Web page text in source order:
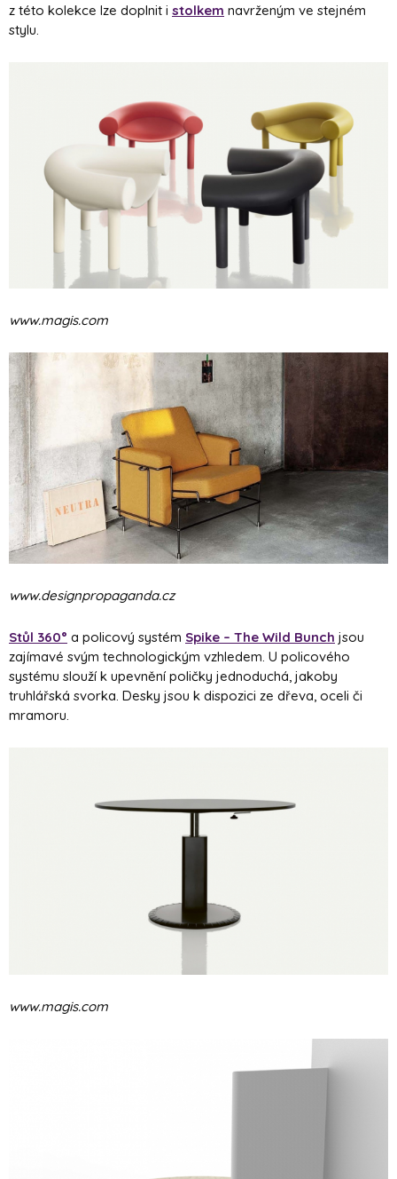
z této kolekce lze doplnit i stolkem navrženým ve stejném
stylu.
www.magis.com
www.designpropaganda.cz
Stůl 360° a policový systém Spike – The Wild Bunch jsou
zajímavé svým technologickým vzhledem. U policového
systému slouží k upevnění poličky jednoduchá, jakoby
truhlářská svorka. Desky jsou k dispozici ze dřeva, oceli či
mramoru.
www.magis.com